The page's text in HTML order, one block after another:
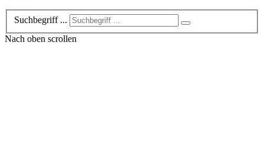
Suchbegriff ...
Nach oben scrollen